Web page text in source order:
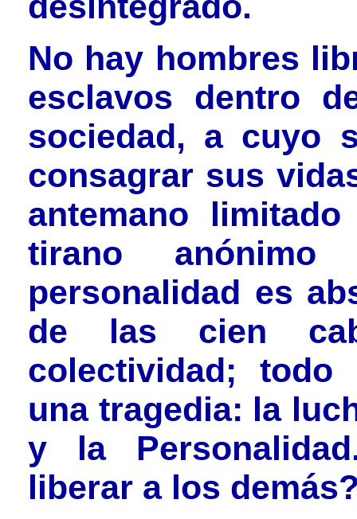
No hay hombres
esclavos dentro
sociedad, a cuyo
consagrar sus
antemano
tirano
personalidad es
de las cien
colectividad;
una tragedia: la
y la
liberar a los